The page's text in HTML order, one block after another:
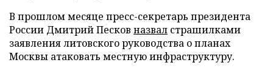
В прошлом месяце пресс-секретарь президента
России Дмитрий Песков назвал страшилками
заявления литовского руководства о планах
Москвы атаковать местную инфраструктуру.